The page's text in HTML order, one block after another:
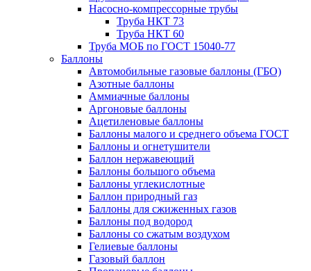
Насосно-компрессорные трубы
Труба НКТ 73
Труба НКТ 60
Труба МОБ по ГОСТ 15040-77
Баллоны
Автомобильные газовые баллоны (ГБО)
Азотные баллоны
Аммиачные баллоны
Аргоновые баллоны
Ацетиленовые баллоны
Баллоны малого и среднего объема ГОСТ
Баллоны и огнетушители
Баллон нержавеющий
Баллоны большого объема
Баллоны углекислотные
Баллон природный газ
Баллоны для сжиженных газов
Баллоны под водород
Баллоны со сжатым воздухом
Гелиевые баллоны
Газовый баллон